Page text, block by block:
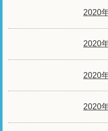
2020
2020
2020
2020